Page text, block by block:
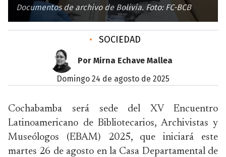
Documentos de archivo de Bolivia. Foto: FC-BCB
• SOCIEDAD
Por Mirna Echave Mallea
domingo 24 de agosto de 2025
Cochabamba será sede del XV Encuentro
Latinoamericano de Bibliotecarios, Archivistas y
Museólogos (EBAM) 2025, que iniciará este
martes 26 de agosto en la Casa Departamental de